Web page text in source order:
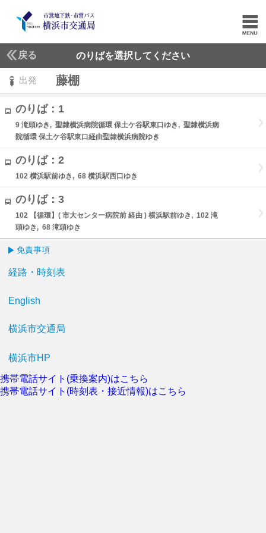
戻る のりばを選択してください
出発 藤棚
のりば：1
9 滝頭ゆき, 聖隷横浜病院循環 保土ケ谷駅東口ゆき, 聖隷横浜病
院循環 保土ケ谷駅東口経由聖隷横浜病院ゆき
のりば：2
102 横浜駅前ゆき, 68 横浜駅西口ゆき
のりば：3
102 【循環】( 市大センター病院前 経由 ) 横浜駅前ゆき, 102 滝
頭ゆき, 68 滝頭ゆき
免責事項
経路・時刻表
English
横浜市交通局
横浜市HP
携帯電話サイト(乗換案内)はこちら
携帯電話サイト(時刻表・接近情報)はこちら